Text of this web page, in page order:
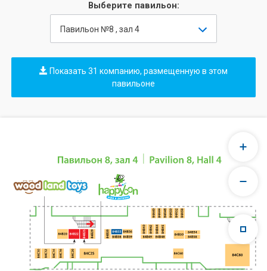
Выберите павильон:
Павильон №8 , зал 4
Показать 31 компанию, размещенную в этом
павильоне